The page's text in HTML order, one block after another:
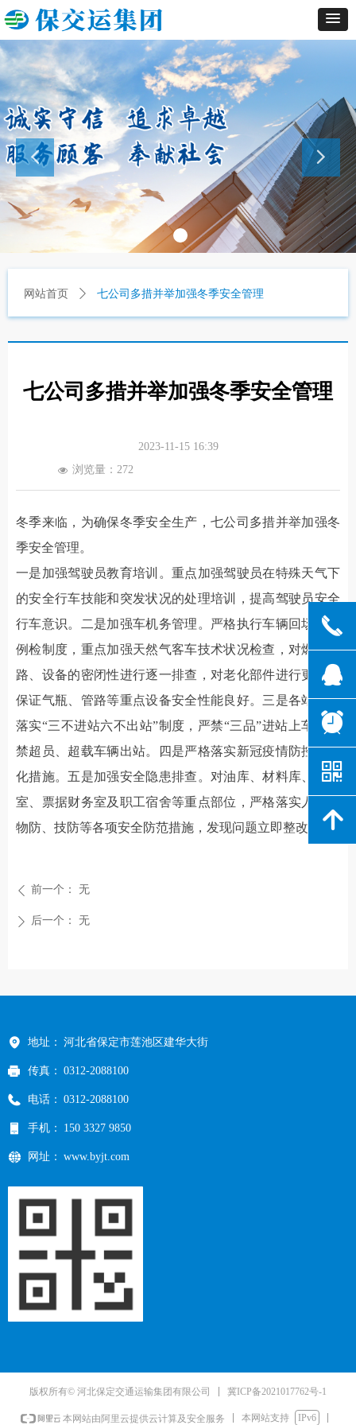
网站首页 ꄲ 七公司多措并举加强冬季安全管理
七公司多措并举加强冬季安全管理
2023-11-15 16:39
넶 浏览量： 272
冬季来临，为确保冬季安全生产，七公司多措并举加强冬
季安全管理。
一是加强驾驶员教育培训。重点加强驾驶员在特殊天气下
的安全行车技能和突发状况的处理培训，提高驾驶员安全
行车意识。二是加强车机务管理。严格执行车辆回场安全
例检制度，重点加强天然气客车技术状况检查，对燃气管
路、设备的密闭性进行逐一排查，对老化部件进行更换，
保证气瓶、管路等重点设备安全性能良好。三是各站严格
落实“三不进站六不出站”制度，严禁“三品”进站上车，严
禁超员、超载车辆出站。四是严格落实新冠疫情防控常态
化措施。五是加强安全隐患排查。对油库、材料库、候车
室、票据财务室及职工宿舍等重点部位，严格落实人防、
物防、技防等各项安全防范措施，发现问题立即整改。
ꄴ 前一个： 无
ꄲ 后一个： 无
地址： 河北省保定市莲池区建华大街
传真： 0312-2088100
电话： 0312-2088100
手机： 150 3327 9850
网址： www.byjt.com
版权所有© 河北保定交通运输集团有限公司 冀ICP备2021017762号-1
本网站由阿里云提供云计算及安全服务 本网站支持
IPv6
끅
뀩
뀥
낃
녕